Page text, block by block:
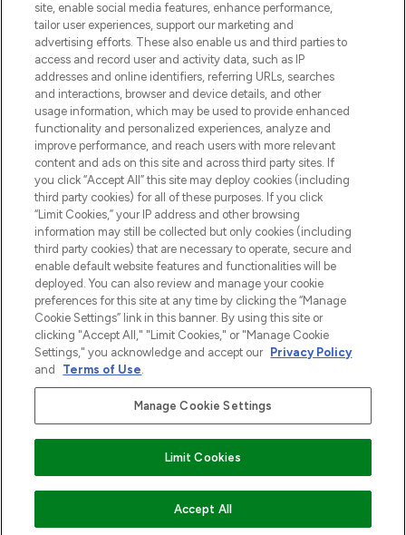
VOEG TOE AAN WINKELMANDJE
site, enable social media features, enhance performance,
tailor user experiences, support our marketing and
advertising efforts. These also enable us and third parties to
access and record user and activity data, such as IP
addresses and online identifiers, referring URLs, searches
and interactions, browser and device details, and other
usage information, which may be used to provide enhanced
functionality and personalized experiences, analyze and
improve performance, and reach users with more relevant
content and ads on this site and across third party sites. If
you click “Accept All” this site may deploy cookies (including
third party cookies) for all of these purposes. If you click
“Limit Cookies,” your IP address and other browsing
information may still be collected but only cookies (including
third party cookies) that are necessary to operate, secure and
enable default website features and functionalities will be
deployed. You can also review and manage your cookie
preferences for this site at any time by clicking the “Manage
Cookie Settings” link in this banner. By using this site or
clicking "Accept All," "Limit Cookies," or "Manage Cookie
Settings," you acknowledge and accept our Privacy Policy
and
Terms of Use.
Manage Cookie Settings
Limit Cookies
Accept All